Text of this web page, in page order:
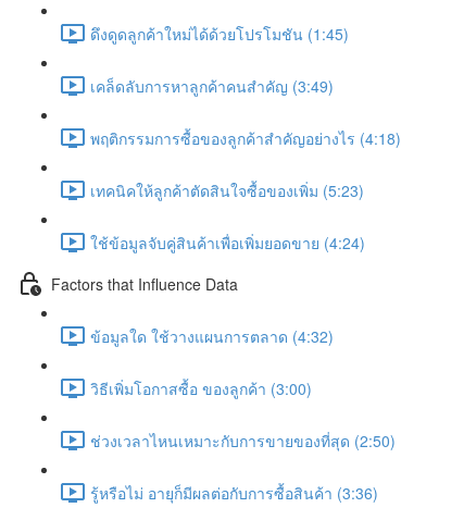
ดึงดูดลูกค้าใหม่ได้ด้วยโปรโมชัน (1:45)
เคล็ดลับการหาลูกค้าคนสำคัญ (3:49)
พฤติกรรมการซื้อของลูกค้าสำคัญอย่างไร (4:18)
เทคนิคให้ลูกค้าตัดสินใจซื้อของเพิ่ม (5:23)
ใช้ข้อมูลจับคู่สินค้าเพื่อเพิ่มยอดขาย (4:24)
Factors that Influence Data
ข้อมูลใด ใช้วางแผนการตลาด (4:32)
วิธีเพิ่มโอกาสซื้อ ของลูกค้า (3:00)
ช่วงเวลาไหนเหมาะกับการขายของที่สุด (2:50)
รู้หรือไม่ อายุก็มีผลต่อกับการซื้อสินค้า (3:36)